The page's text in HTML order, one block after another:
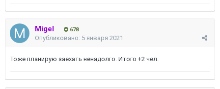
Migel 678
Опубликовано: 5 января 2021
Тоже планирую заехать ненадолго. Итого +2 чел.